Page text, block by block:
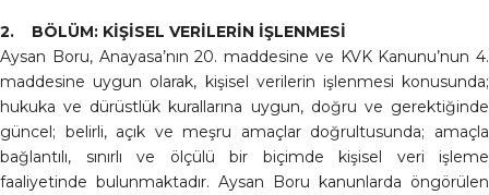
2. BÖLÜM: KİŞİSEL VERİLERİN İŞLENMESİ
Aysan Boru, Anayasa’nın 20. maddesine ve KVK Kanunu’nun 4.
maddesine uygun olarak, kişisel verilerin işlenmesi konusunda;
hukuka ve dürüstlük kurallarına uygun, doğru ve gerektiğinde
güncel; belirli, açık ve meşru amaçlar doğrultusunda; amaçla
bağlantılı, sınırlı ve ölçülü bir biçimde kişisel veri işleme
faaliyetinde bulunmaktadır. Aysan Boru kanunlarda öngörülen